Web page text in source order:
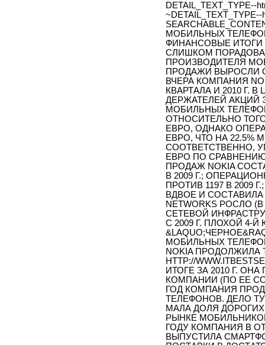
DETAIL_TEXT_TYPE--
~DETAIL_TEXT_TYPE--
МОБИЛЬНЫХ
ФИНАНСОВЫЕ ИТОГИ
СЛИШКОМ
ПРОИЗВОДИТЕЛЯ
ПРОДАЖИ ВЫРОСЛИ
ВЧЕРА КОМПАНИЯ
КВАРТАЛА И 2010 Г.
ДЕРЖАТЕЛЕЙ АКЦИЙ
МОБИЛЬНЫХ
ОТНОСИТЕЛЬНО
ЕВРО, ОДНАКО
ЕВРО, ЧТО НА
СООТВЕТСТВЕННО,
ЕВРО ПО СРАВНЕНИЮ
ПРОДАЖ NOKIA
В 2009 Г.;
ПРОТИВ 1197 В 2009
ВДВОЕ И СОСТАВИЛА
NETWORKS РОСЛО
СЕТЕВОЙ
С 2009 Г. ПЛОХОЙ 4-
МОБИЛЬНЫХ
NOKIA ПРОДОЛЖИЛА
HTTP://
ИТОГЕ ЗА 2010 Г.
КОМПАНИИ (ПО ЕЕ
ГОД КОМПАНИЯ
ТЕЛЕФОНОВ. ДЕЛО
МАЛА ДОЛЯ
РЫНКЕ
ГОДУ КОМПАНИЯ В
ВЫПУСТИЛА